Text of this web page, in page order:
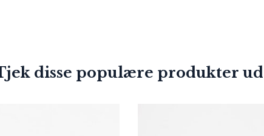
disse populære produkter